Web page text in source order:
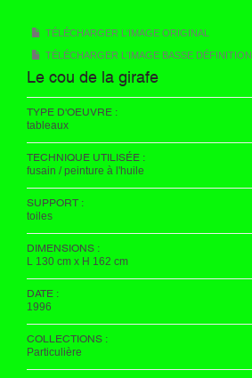
TÉLÉCHARGER L'IMAGE ORIGINAL
TÉLÉCHARGER L'IMAGE BASSE DÉFINITION
Le cou de la girafe
TYPE D'OEUVRE :
tableaux
TECHNIQUE UTILISÉE :
fusain / peinture à l'huile
SUPPORT :
toiles
DIMENSIONS :
L 130 cm x H 162 cm
DATE :
1996
COLLECTIONS :
Particulière